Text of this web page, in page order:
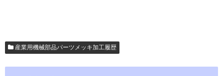
産業用機械部品パーツメッキ加工履歴